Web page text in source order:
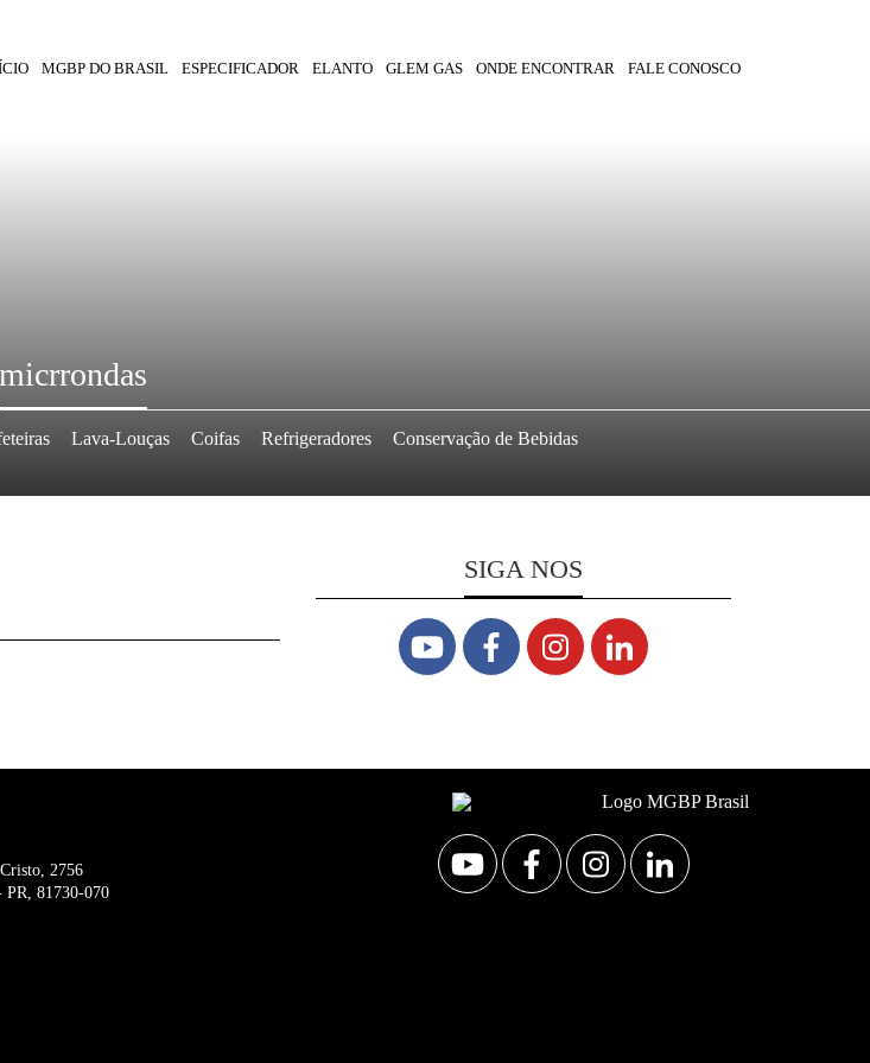
MGBP DO BRASIL ESPECIFICADOR ELANTO GLEM GAS ONDE ENCONTRAR FALE CONOSCO
micrrondas
Lava-Louças Coifas Refrigeradores Conservação de Bebidas
SIGA NOS
2756
PR, 81730-070